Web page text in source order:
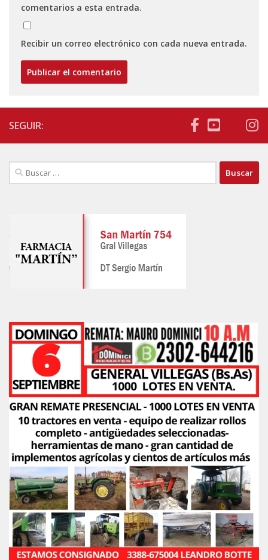
comentarios a esta entrada.
Recibir un correo electrónico con cada nueva entrada.
SEGUIR:
Buscar: